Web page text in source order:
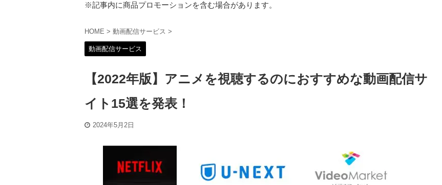
※記事内に商品プロモーションを含む場合があります。
HOME > 動画配信サービス >
動画配信サービス
【2022年版】アニメを視聴するのにおすすめな動画配信サ
イト15選を発表！
2024年5月2日